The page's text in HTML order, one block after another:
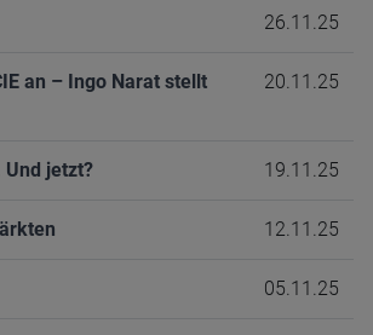
26.11.25
an – Ingo Narat stellt
20.11.25
jetzt? 19.11.25
12.11.25
05.11.25